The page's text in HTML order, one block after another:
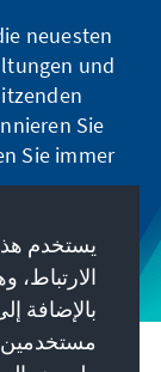
neuesten
und
Sie
Sie immer
يستخدم
بالإضافة
مستخدمين